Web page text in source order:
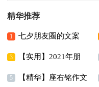
精华推荐
1 七夕朋友圈的文案
3 【实用】2021年朋
友圈伤感语句合集85条
5 【精华】座右铭作文